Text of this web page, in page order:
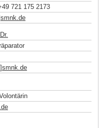
721 175 2173
de
.de
.de